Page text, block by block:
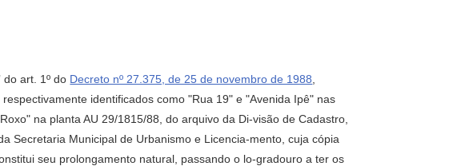
art. 1º do Decreto nº 27.375, de 25 de novembro de 1988
identificados como "Rua 19" e "Avenida Ipê" nas
na planta AU 29/1815/88, do arquivo da Di-visão de Cadastro,
Secretaria Municipal de Urbanismo e Licencia-mento, cuja cópia
seu prolongamento natural, passando o lo-gradouro a ter os